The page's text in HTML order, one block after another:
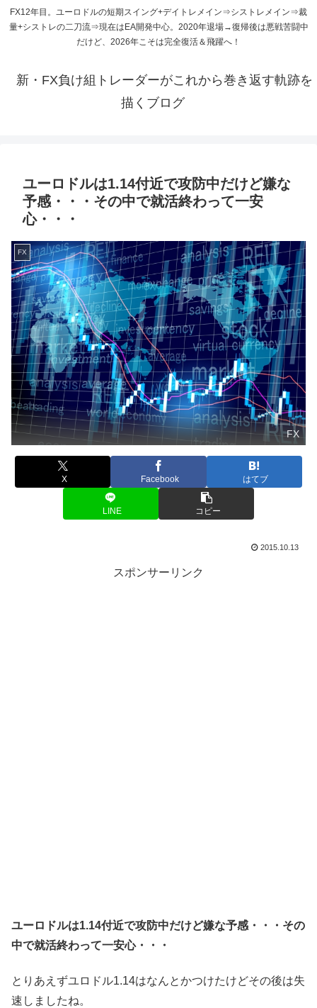
FX12年目。ユーロドルの短期スイング+デイトレメイン⇒シストレメイン⇒裁
量+シストレの二刀流⇒現在はEA開発中心。2020年退場→復帰後は悪戦苦闘中
だけど、2026年こそは完全復活＆飛躍へ！
新・FX負け組トレーダーがこれから巻き返す軌跡を
描くブログ
ユーロドルは1.14付近で攻防中だけど嫌な
予感・・・その中で就活終わって一安
心・・・
FX
FX
X Facebook はてブ
LINE コピー
2015.10.13
スポンサーリンク
ユーロドルは1.14付近で攻防中だけど嫌な予感・・・その
中で就活終わって一安心・・・
とりあえずユロドル1.14はなんとかつけたけどその後は失
速しましたね。